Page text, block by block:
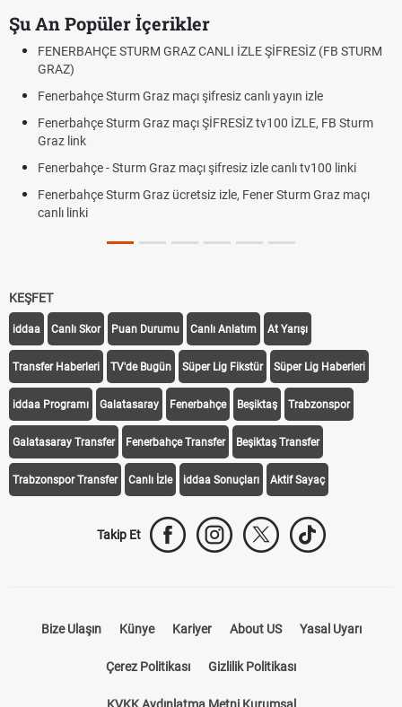
Şu An Popüler İçerikler
FENERBAHÇE STURM GRAZ CANLI İZLE ŞİFRESİZ (FB STURM
GRAZ)
Fenerbahçe Sturm Graz maçı şifresiz canlı yayın izle
Fenerbahçe Sturm Graz maçı ŞİFRESİZ tv100 İZLE, FB Sturm
Graz link
Fenerbahçe - Sturm Graz maçı şifresiz izle canlı tv100 linki
Fenerbahçe Sturm Graz ücretsiz izle, Fener Sturm Graz maçı
canlı linki
KEŞFET
iddaa Canlı Skor Puan Durumu Canlı Anlatım At Yarışı
Transfer Haberleri TV'de Bugün Süper Lig Fikstür Süper Lig Haberleri
iddaa Programı Galatasaray Fenerbahçe Beşiktaş Trabzonspor
Galatasaray Transfer Fenerbahçe Transfer Beşiktaş Transfer
Trabzonspor Transfer Canlı İzle iddaa Sonuçları Aktif Sayaç
Takip Et
Bize Ulaşın Künye Kariyer About US Yasal Uyarı
Çerez Politikası Gizlilik Politikası